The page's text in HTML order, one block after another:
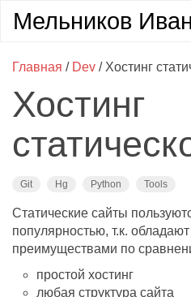
Мельников Иван
Главная / Dev / Хостинг
Хостинг
Git Hg Python Tools
Статические сайты
популярностью, т.к.
преимуществами по
простой хостинг
любая структура сайта